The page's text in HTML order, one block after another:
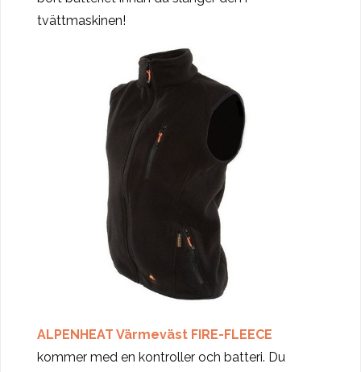
tvättmaskinen!
ALPENHEAT Värmeväst FIRE-FLEECE
kommer med en kontroller och batteri. Du